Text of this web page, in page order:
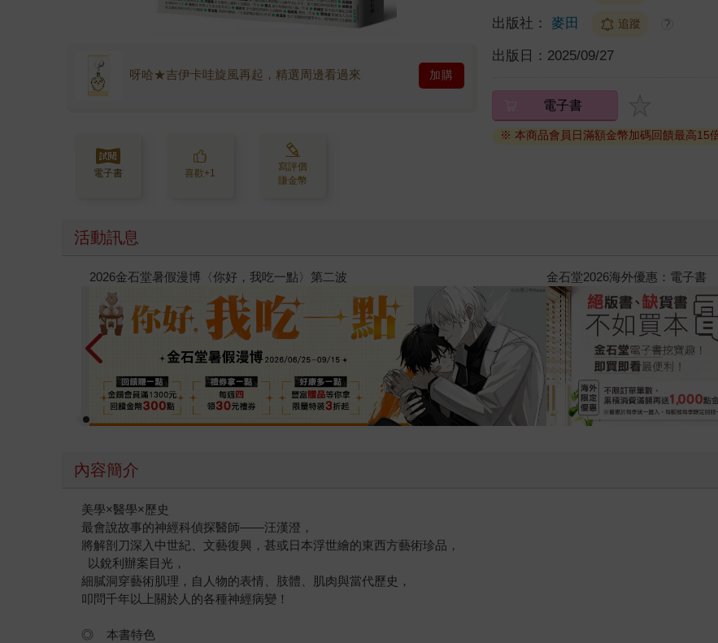
呀哈★吉伊卡哇旋風再起，精選周邊看過來 加購
電子書 喜歡+1
寫評價
賺金幣
出版社： 麥田 追蹤 ?
出版日： 2025/09/27
電子書
※ 本商品會員日滿額金幣加碼回饋最高15
活動訊息
飛吧，鴻！：母親、我與中國（暢銷全球逾1500萬冊《鴻》最新系列作）
內容簡介
美學×醫學×歷史
最會說故事的神經科偵探醫師——汪漢澄，
將解剖刀深入中世紀、文藝復興，甚或日本浮世繪的東西方藝術珍品，
以銳利辦案目光，
細膩洞穿藝術肌理，自人物的表情、肢體、肌肉與當代歷史，
叩問千年以上關於人的各種神經病變！
◎ 本書特色